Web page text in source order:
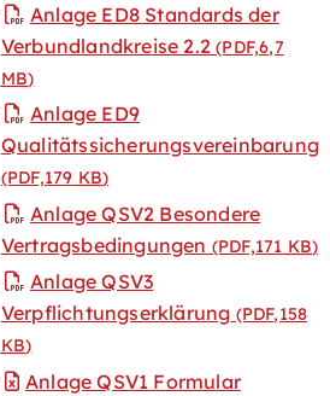
Anlage ED8 Standards der
Verbundlandkreise 2.2 (PDF,6,7
MB)
Anlage ED9
Qualitätssicherungsvereinbarung
(PDF,179 KB)
Anlage QSV2 Besondere
Vertragsbedingungen (PDF,171 KB)
Anlage QSV3
Verpflichtungserklärung (PDF,158
KB)
Anlage QSV1 Formular